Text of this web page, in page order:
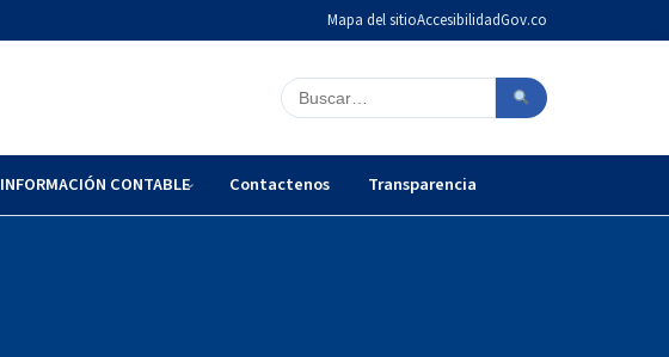
Mapa del sitioAccesibilidadGov.co
Buscar en el sitio
INFORMACIÓN CONTABLE Contactenos Transparencia